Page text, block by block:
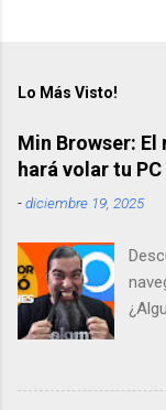
Lo Más Visto!
Min Browser:
hará volar tu PC
-diciembre 19, 2025
en
Por